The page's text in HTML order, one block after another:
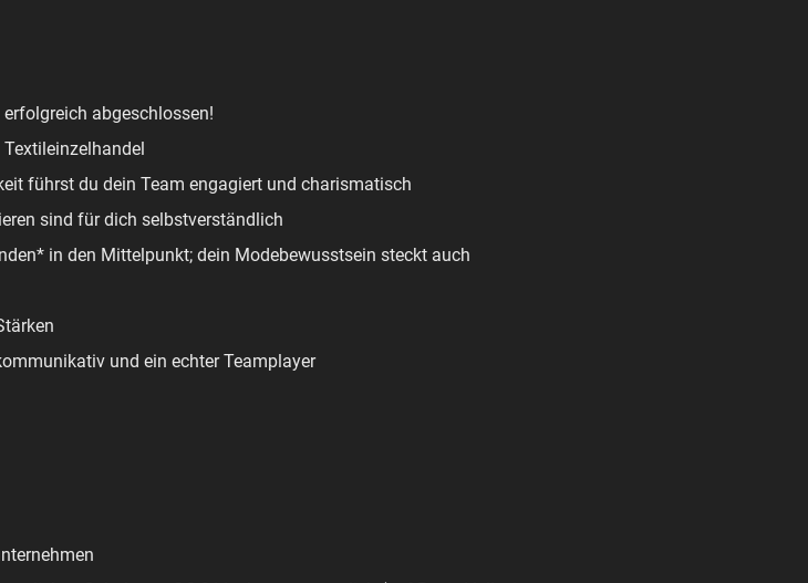
abgeschlossen!
führst du dein Team engagiert und charismatisch
sind für dich selbstverständlich
in den Mittelpunkt; dein Modebewusstsein steckt auch
und ein echter Teamplayer